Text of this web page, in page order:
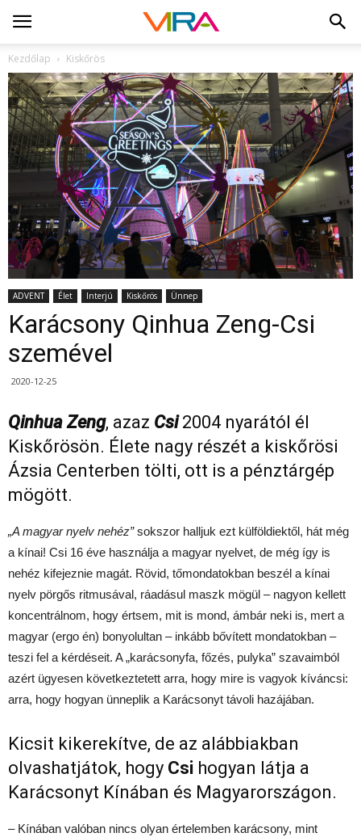
Kezdőlap Kiskőrös
ADVENT Élet Interjú Kiskőrös Ünnep
Karácsony Qinhua Zeng-Csi
szemével
2020-12-25
Qinhua Zeng, azaz Csi2004 nyarától él
Kiskőrösön. Élete nagy részét a kiskőrösi
Ázsia Centerben tölti, ott is a pénztárgép
mögött.
„A magyar nyelv nehéz”sokszor halljuk ezt külföldiektől, hát még
a kínai! Csi 16 éve használja a magyar nyelvet, de még így is
nehéz kifejeznie magát. Rövid, tőmondatokban beszél a kínai
nyelv pörgős ritmusával, ráadásul maszk mögül – nagyon kellett
koncentrálnom, hogy értsem, mit is mond, ámbár neki is, mert a
magyar (ergo én) bonyolultan – inkább bővített mondatokban –
teszi fel a kérdéseit. A „karácsonyfa, főzés, pulyka” szavaimból
azért ügyesen következtetett arra, hogy mire is vagyok kíváncsi:
arra, hogy hogyan ünneplik a Karácsonyt távoli hazájában.
Kicsit kikerekítve, de az alábbiakban
olvashatjátok, hogy Csi hogyan látja a
Karácsonyt Kínában és Magyarországon.
– Kínában valóban nincs olyan értelemben karácsony, mint